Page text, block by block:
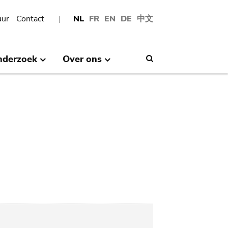
NL FR EN DE 中文
Contact
Over ons